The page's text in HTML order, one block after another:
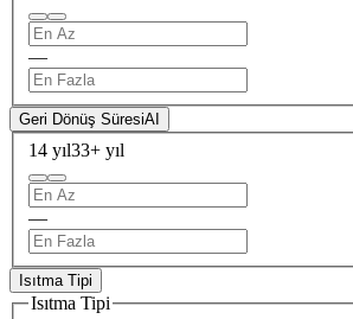
—
Geri Dönüş SüresiAI
14 yıl33+ yıl
—
Isıtma Tipi
Isıtma Tipi